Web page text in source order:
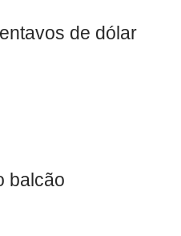
de dólar
balcão